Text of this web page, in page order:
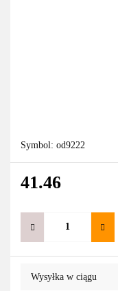
Symbol: od9222
41.46
Wysyłka w ciągu